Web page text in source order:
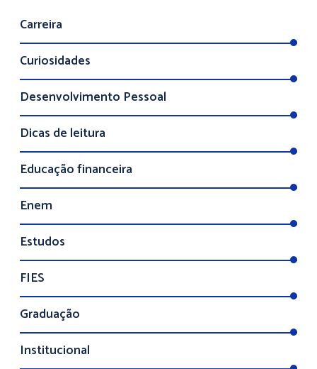
Carreira
Curiosidades
Desenvolvimento Pessoal
Dicas de leitura
Educação financeira
Enem
Estudos
FIES
Graduação
Institucional